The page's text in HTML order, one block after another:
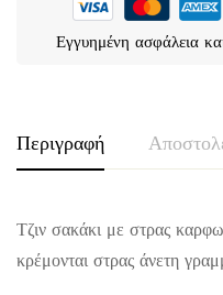
Εγγυημένη ασφάλεια
Περιγραφή
Τζιν σακάκι με στρας
κρέμονται στρας άνετη